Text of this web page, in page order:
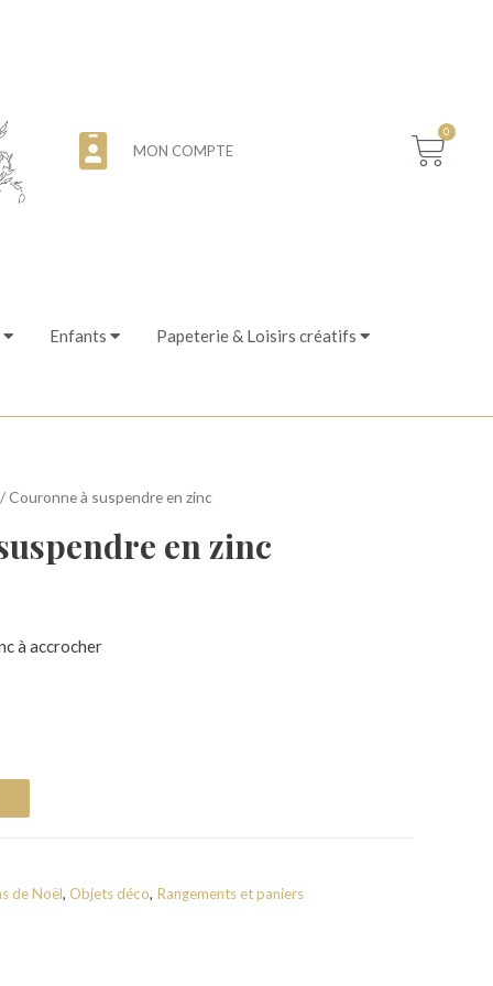
MON COMPTE
0
Enfants Papeterie & Loisirs créatifs
/ Couronne à suspendre en zinc
en zinc
à accrocher
de Noël, Objets déco, Rangements et paniers